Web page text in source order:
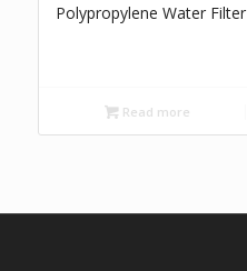
Polypropylene Water Filter
Read more